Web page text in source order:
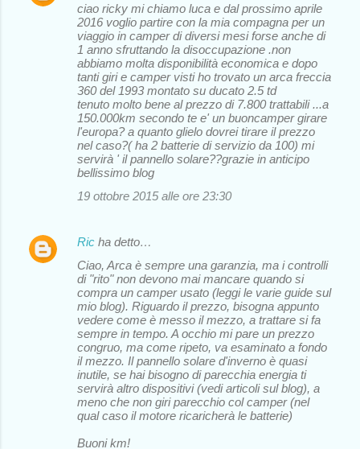
ciao ricky mi chiamo luca e dal prossimo aprile
2016 voglio partire con la mia compagna per un
viaggio in camper di diversi mesi forse anche di
1 anno sfruttando la disoccupazione .non
abbiamo molta disponibilità economica e dopo
tanti giri e camper visti ho trovato un arca freccia
360 del 1993 montato su ducato 2.5 td
tenuto molto bene al prezzo di 7.800 trattabili ...a
150.000km secondo te e' un buoncamper girare
l'europa? a quanto glielo dovrei tirare il prezzo
nel caso?( ha 2 batterie di servizio da 100) mi
servirà ' il pannello solare??grazie in anticipo
bellissimo blog
19 ottobre 2015 alle ore 23:30
Ric ha detto…
Ciao, Arca è sempre una garanzia, ma i controlli
di "rito" non devono mai mancare quando si
compra un camper usato (leggi le varie guide sul
mio blog). Riguardo il prezzo, bisogna appunto
vedere come è messo il mezzo, a trattare si fa
sempre in tempo. A occhio mi pare un prezzo
congruo, ma come ripeto, va esaminato a fondo
il mezzo. Il pannello solare d'inverno è quasi
inutile, se hai bisogno di parecchia energia ti
servirà altro dispositivi (vedi articoli sul blog), a
meno che non giri parecchio col camper (nel
qual caso il motore ricaricherà le batterie)
Buoni km!